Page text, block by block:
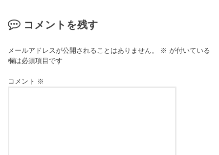
コメントを残す
メールアドレスが公開されることはありません。 ※ が付いている
欄は必須項目です
コメント ※